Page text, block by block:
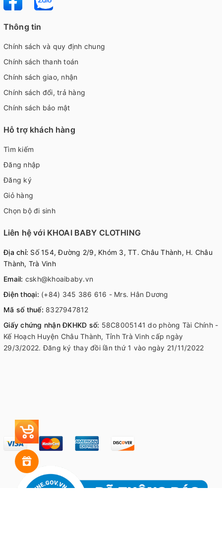
Thông tin
Chính sách và quy định chung
Chính sách thanh toán
Chính sách giao, nhận
Chính sách đổi, trả hàng
Chính sách bảo mật
Hỗ trợ khách hàng
Tìm kiếm
Đăng nhập
Đăng ký
Giỏ hàng
Chọn bộ đi sinh
Liên hệ với KHOAI BABY CLOTHING
Địa chỉ: Số 154, Đường 2/9, Khóm 3, TT. Châu Thành, H. Châu
Thành, Trà Vinh
Email: cskh@khoaibaby.vn
Điện thoại: (+84) 345 386 616 - Mrs. Hân Dương
Mã số thuế: 8327947812
Giấy chứng nhận ĐKHKD số: 58C8005141 do phòng Tài Chính -
Kế Hoạch Huyện Châu Thành, Tỉnh Trà Vinh cấp ngày
29/3/2022. Đăng ký thay đồi lần thứ 1 vào ngày 21/11/2022